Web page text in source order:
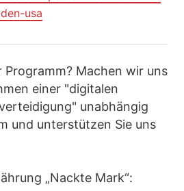
usa
Programm? Machen wir uns
einer "digitalen
unabhängig
und unterstützen Sie uns
„Nackte Mark“: